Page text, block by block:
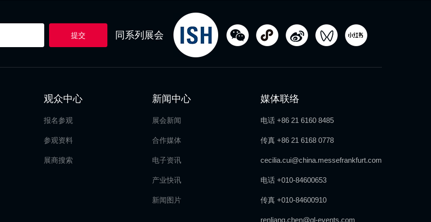
提交 同系列展会
观众中心
报名参观
参观资料
展商搜索
新闻中心
展会新闻
合作媒体
电子资讯
产业快讯
新闻图片
媒体联络
电话 +86 21 6160 8485
传真 +86 21 6168 0778
cecilia.cui@china.messefrankfurt.com
电话 +010-84600653
传真 +010-84600910
renliang.chen@gl-events.com